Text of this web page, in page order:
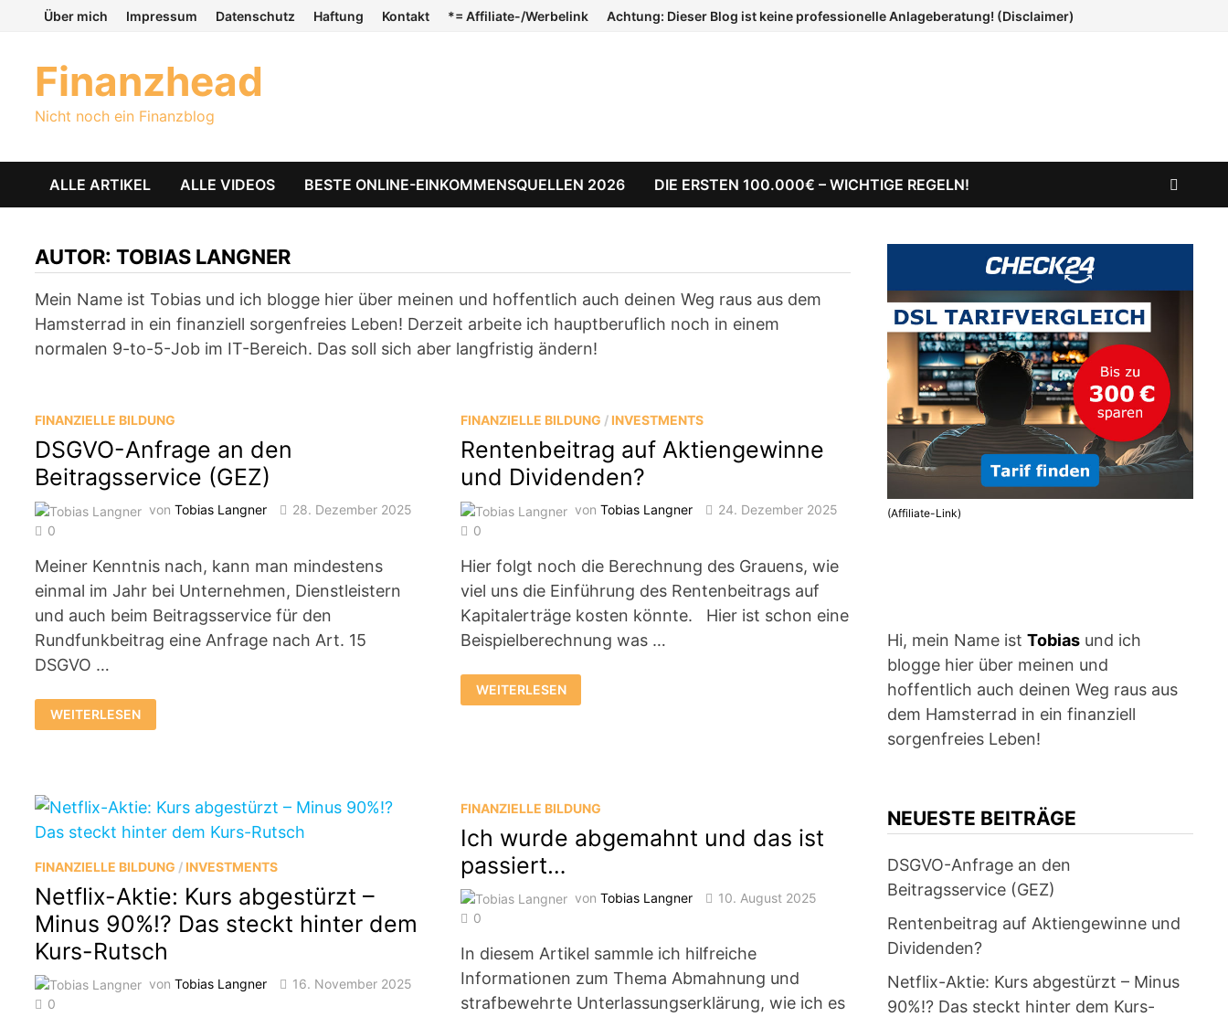
springen
Über mich Impressum Datenschutz Haftung Kontakt *= Affiliate-/Werbelink Achtung: Dieser Blog ist keine professionelle Anlageberatung! (Disclaimer)
Finanzhead
Nicht noch ein Finanzblog
ALLE ARTIKEL ALLE VIDEOS BESTE ONLINE-EINKOMMENSQUELLEN 2026 DIE ERSTEN 100.000€ – WICHTIGE REGELN!
AUTOR:TOBIAS LANGNER
Mein Name ist Tobias und ich blogge hier über meinen und hoffentlich auch deinen Weg raus aus dem
Hamsterrad in ein finanziell sorgenfreies Leben! Derzeit arbeite ich hauptberuflich noch in einem
normalen 9-to-5-Job im IT-Bereich. Das soll sich aber langfristig ändern!
FINANZIELLE BILDUNG
DSGVO-Anfrage an den
Beitragsservice (GEZ)
vonTobias Langner
28. Dezember 2025
0
Meiner Kenntnis nach, kann man mindestens
einmal im Jahr bei Unternehmen, Dienstleistern
und auch beim Beitragsservice für den
Rundfunkbeitrag eine Anfrage nach Art. 15
DSGVO …
DSGVO-
ANFRAGE
AN
WEITERLESEN
FINANZIELLE BILDUNG / INVESTMENTS
Rentenbeitrag auf Aktiengewinne
und Dividenden?
von Tobias Langner
24. Dezember 2025
0
Hier folgt noch die Berechnung des Grauens, wie
viel uns die Einführung des Rentenbeitrags auf
Kapitalerträge kosten könnte. Hier ist schon eine
Beispielberechnung was …
RENTENBEITRAG
AUF
AKTIENGEWINNE
WEITERLESEN
FINANZIELLE BILDUNG / INVESTMENTS
Netflix-Aktie: Kurs abgestürzt –
Minus 90%!? Das steckt hinter dem
Kurs-Rutsch
vonTobias Langner
16. November 2025
0
FINANZIELLE BILDUNG
Ich wurde abgemahnt und das ist
passiert…
von Tobias Langner
10. August 2025
0
In diesem Artikel sammle ich hilfreiche
Informationen zum Thema Abmahnung und
strafbewehrte Unterlassungserklärung, wie ich es
(Affiliate-Link)
Hi, mein Name ist Tobiasund ich
blogge hier über meinen und
hoffentlich auch deinen Weg raus aus
dem Hamsterrad in ein finanziell
sorgenfreies Leben!
NEUESTE BEITRÄGE
DSGVO-Anfrage an den
Beitragsservice (GEZ)
Rentenbeitrag auf Aktiengewinne und
Dividenden?
Netflix-Aktie: Kurs abgestürzt – Minus
90%!? Das steckt hinter dem Kurs-